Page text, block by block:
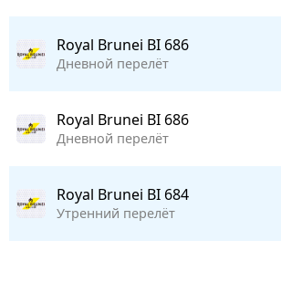
Royal Brunei BI 686
Дневной перелёт
Royal Brunei BI 686
Дневной перелёт
Royal Brunei BI 684
Утренний перелёт